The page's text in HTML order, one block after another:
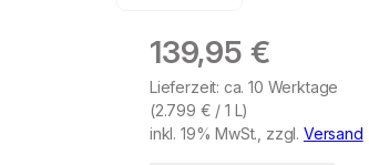
139,95 €
Lieferzeit: ca. 10 Werktage
(2.799 € / 1 L)
inkl. 19% MwSt., zzgl. Versand